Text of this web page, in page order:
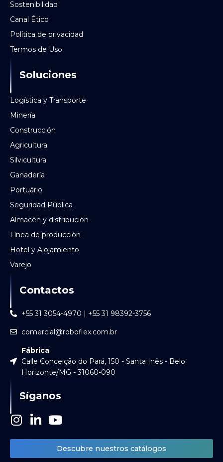
Sostenibilidad
Canal Ético
Política de privacidad
Termos de Uso
Soluciones
Logística y Transporte
Minería
Construcción
Agricultura
Silvicultura
Ganadería
Portuário
Seguridad Pública
Almacén y distribución
Línea de producción
Hotel y Alojamiento
Varejo
Contactos
+55 31 3054-4970 | +55 31 98392-3756
comercial@roboflex.com.br
Fábrica
Calle Conceição do Pará, 150 - Santa Inês - Belo
Horizonte/MG - 31060-090
Síganos
I
s
t
L
n
k
Y
u
t
Descubre nuestros catálogos